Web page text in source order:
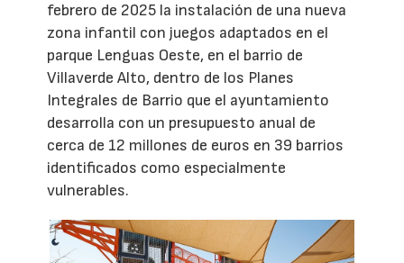
febrero de 2025 la instalación de una nueva
zona infantil con juegos adaptados en el
parque Lenguas Oeste, en el barrio de
Villaverde Alto, dentro de los Planes
Integrales de Barrio que el ayuntamiento
desarrolla con un presupuesto anual de
cerca de 12 millones de euros en 39 barrios
identificados como especialmente
vulnerables.